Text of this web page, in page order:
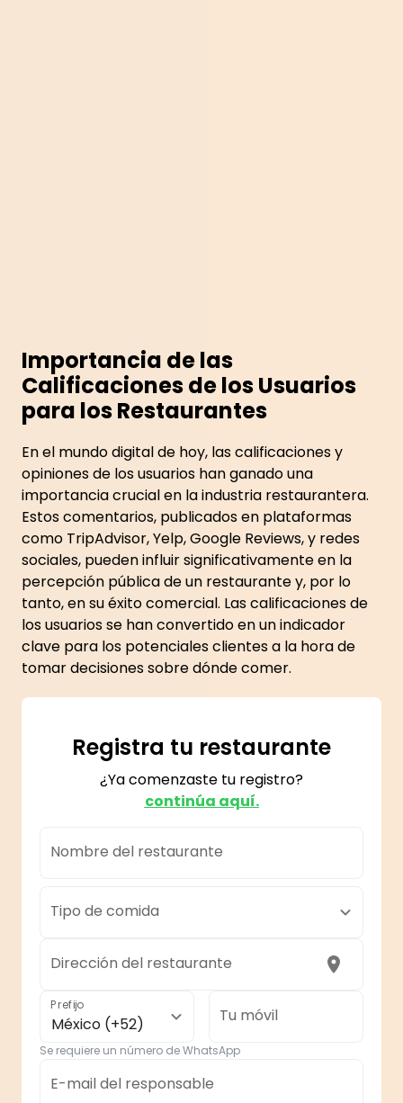
Importancia de las
Calificaciones de los Usuarios
para los Restaurantes
En el mundo digital de hoy, las calificaciones y
opiniones de los usuarios han ganado una
importancia crucial en la industria restaurantera.
Estos comentarios, publicados en plataformas
como TripAdvisor, Yelp, Google Reviews, y redes
sociales, pueden influir significativamente en la
percepción pública de un restaurante y, por lo
tanto, en su éxito comercial. Las calificaciones de
los usuarios se han convertido en un indicador
clave para los potenciales clientes a la hora de
tomar decisiones sobre dónde comer.
Registra tu restaurante
¿Ya comenzaste tu registro?
continúa aquí.
Nombre del restaurante
Tipo de comida
Dirección del restaurante
Prefijo
México (+52) Tu móvil
Se requiere un número de WhatsApp
E-mail del responsable